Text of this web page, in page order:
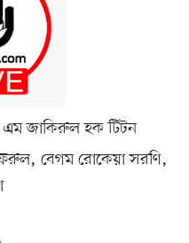
জাকিরুল হক টিটন
বেগম রোকেয়া সরণি,